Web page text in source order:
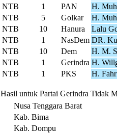
NTB
1 PAN
H.
NTB
5 Golkar
H.
NTB
10 Hanura
Lalu
NTB
1 NasDem DR.
NTB
10 Dem
H. M.
NTB
1 Gerindra H.
NTB
1 PKS H.
Hasil untuk Partai Gerindra Tidak
Nusa Tenggara Barat
Kab. Bima
Kab. Dompu